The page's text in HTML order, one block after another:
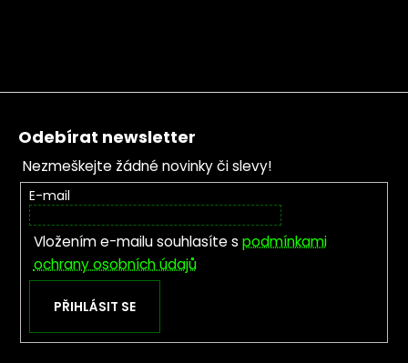
Zápatí
Odebírat newsletter
Nezmeškejte žádné novinky či slevy!
E-mail
Vložením e-mailu souhlasíte s podmínkami
ochrany osobních údajů
PŘIHLÁSIT SE